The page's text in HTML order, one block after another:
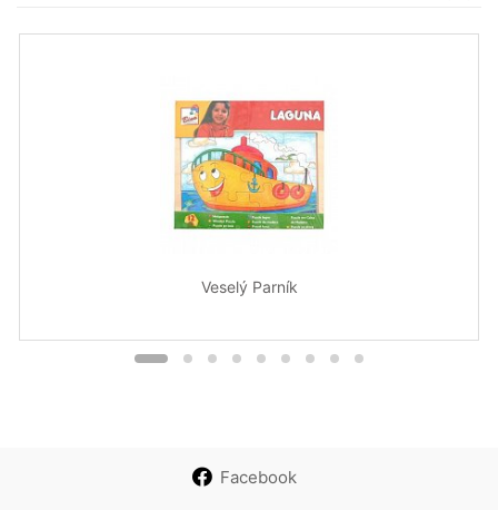
Veselý Parník
Facebook